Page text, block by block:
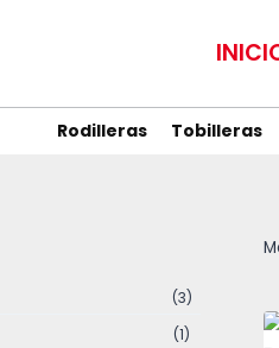
Rodilleras Tobilleras
(3)
(1)